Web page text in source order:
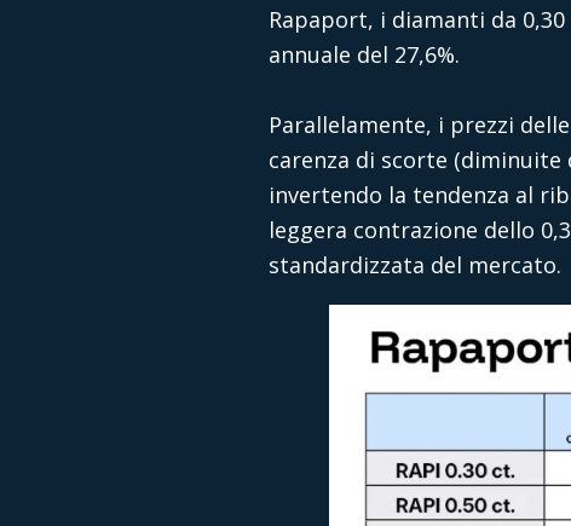
Rapaport, i diamanti da
annuale del 27,6%.
Parallelamente, i prezzi
carenza di scorte
invertendo la tendenza al
leggera contrazione dello
standardizzata del mercato.